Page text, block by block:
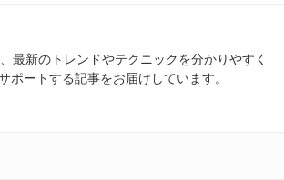
最新のトレンドやテクニックを分かりやすく
ートする記事をお届けしています。